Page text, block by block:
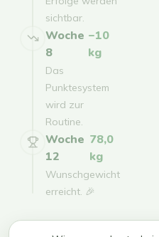
sichtbar.
Woche
8
−10
kg
Das
Punktesystem
wird zur
Routine.
Woche
12
78,0
kg
Wunschgewicht
erreicht. 🎉